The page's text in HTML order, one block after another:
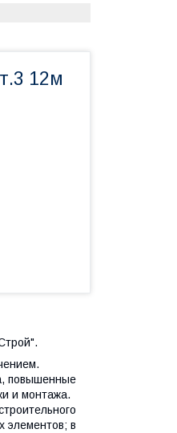
12м
повышенные
и монтажа.
элементов; в